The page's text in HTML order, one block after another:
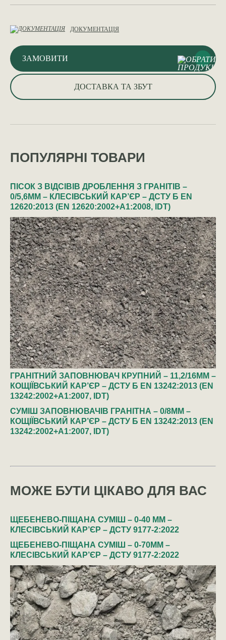
ДОКУМЕНТАЦІЯ
ЗАМОВИТИ
ДОСТАВКА ТА ЗБУТ
ПОПУЛЯРНІ ТОВАРИ
ПІСОК З ВІДСІВІВ ДРОБЛЕННЯ З ГРАНІТІВ –
0/5,6ММ – КЛЕСІВСЬКИЙ КАР’ЄР – ДСТУ Б EN
12620:2013 (EN 12620:2002+A1:2008, IDT)
ГРАНІТНИЙ ЗАПОВНЮВАЧ КРУПНИЙ – 11,2/16ММ –
КОЩІЇВСЬКИЙ КАР’ЄР – ДСТУ Б EN 13242:2013 (EN
13242:2002+A1:2007, IDT)
СУМІШ ЗАПОВНЮВАЧІВ ГРАНІТНА – 0/8ММ –
КОЩІЇВСЬКИЙ КАР’ЄР – ДСТУ Б EN 13242:2013 (EN
13242:2002+A1:2007, IDT)
МОЖЕ БУТИ ЦІКАВО ДЛЯ ВАС
ЩЕБЕНЕВО-ПІЩАНА СУМІШ – 0-40 ММ –
КЛЕСІВСЬКИЙ КАР’ЄР – ДСТУ 9177-2:2022
ЩЕБЕНЕВО-ПІЩАНА СУМІШ – 0-70ММ –
КЛЕСІВСЬКИЙ КАР’ЄР – ДСТУ 9177-2:2022